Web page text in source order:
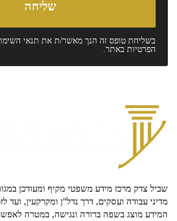
בשליחת טופס זה הנך מאשר/ת את תנאי
הפרטיות באתר.
שביל צדק מרכז מידע משפטי מקיף ומעודכן
מדיני עבודה ועסקים, דרך נדל"ן ומקרקעין, ועד
המידע מוצג בשפה ברורה ונגישה, במטרה